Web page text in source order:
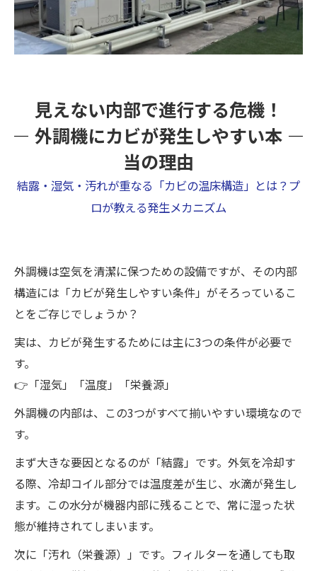
見えない内部で進行する危機！
外調機にカビが発生しやすい本
当の理由
結露・湿気・汚れが重なる「カビの温床構造」とは？プ
ロが教える発生メカニズム
外調機は空気を清潔に保つための設備ですが、その内部
構造には「カビが発生しやすい条件」がそろっているこ
とをご存じでしょうか？
実は、カビが発生するためには主に3つの条件が必要で
す。
👉「湿気」「温度」「栄養源」
外調機の内部は、この3つがすべて揃いやすい環境なので
す。
まず大きな要因となるのが「結露」です。外気を冷却す
る際、冷却コイル部分では温度差が生じ、水滴が発生し
ます。この水分が機器内部に残ることで、常に湿った状
態が維持されてしまいます。
次に「汚れ（栄養源）」です。フィルターを通しても取